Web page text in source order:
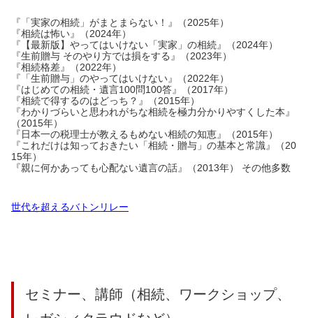
『「実家の相続」がまとまらない！』（2025年）
『相続は怖い』（2024年）
『【最新版】やってはいけない「実家」の相続』（2024年）
『生前贈与 そのやり方では損をする』（2023年）
『相続格差』（2022年）
『「生前贈与」のやってはいけない』（2022年）
『はじめての相続・遺言100問100答』（2017年）
『相続で得するのはどっち？』（2015年）
『わかりづらいと思われがちな相続を極力分かりやすくした本』
（2015年）
『日本一の税理士が教えるもめない相続の知恵』（2015年）
『これだけは知っておきたい「相続・贈与」の基本と常識』（20
15年）
『親に何かあっても心配ない遺言の話』（2013年） その他多数
世代を超えるバトンリレー
セミナー、講師（相続、ワークショップ、